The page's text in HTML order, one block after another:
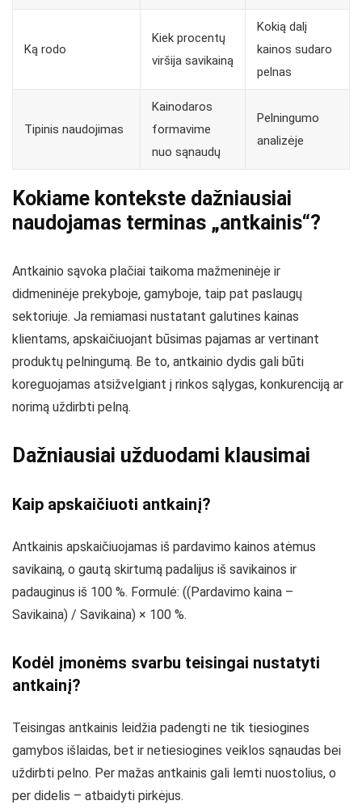
Ką rodo
Kiek procentų
viršija savikainą
Kokią dalį
kainos sudaro
pelnas
Tipinis naudojimas
Kainodaros
formavime
nuo sąnaudų
Pelningumo
analizėje
Kokiame kontekste dažniausiai
naudojamas terminas „antkainis“?
Antkainio sąvoka plačiai taikoma mažmeninėje ir
didmeninėje prekyboje, gamyboje, taip pat paslaugų
sektoriuje. Ja remiamasi nustatant galutines kainas
klientams, apskaičiuojant būsimas pajamas ar vertinant
produktų pelningumą. Be to, antkainio dydis gali būti
koreguojamas atsižvelgiant į rinkos sąlygas, konkurenciją ar
norimą uždirbti pelną.
Dažniausiai užduodami klausimai
Kaip apskaičiuoti antkainį?
Antkainis apskaičiuojamas iš pardavimo kainos atėmus
savikainą, o gautą skirtumą padalijus iš savikainos ir
padauginus iš 100 %. Formulė: ((Pardavimo kaina –
Savikaina) / Savikaina) × 100 %.
Kodėl įmonėms svarbu teisingai nustatyti
antkainį?
Teisingas antkainis leidžia padengti ne tik tiesiogines
gamybos išlaidas, bet ir netiesiogines veiklos sąnaudas bei
uždirbti pelno. Per mažas antkainis gali lemti nuostolius, o
per didelis – atbaidyti pirkėjus.